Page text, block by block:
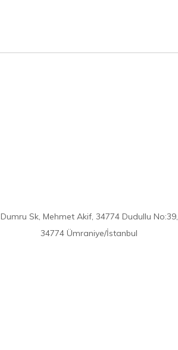
Dumru Sk, Mehmet Akif, 34774 Dudullu No:39,
34774 Ümraniye/İstanbul